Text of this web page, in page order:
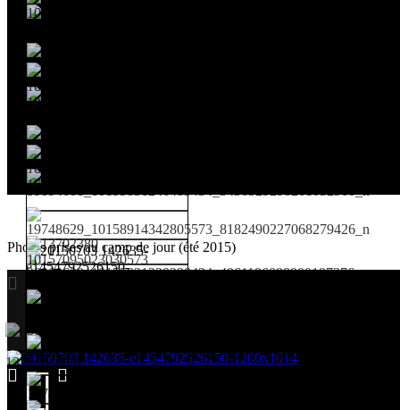
Photos prises au camp de jour (été 2015)